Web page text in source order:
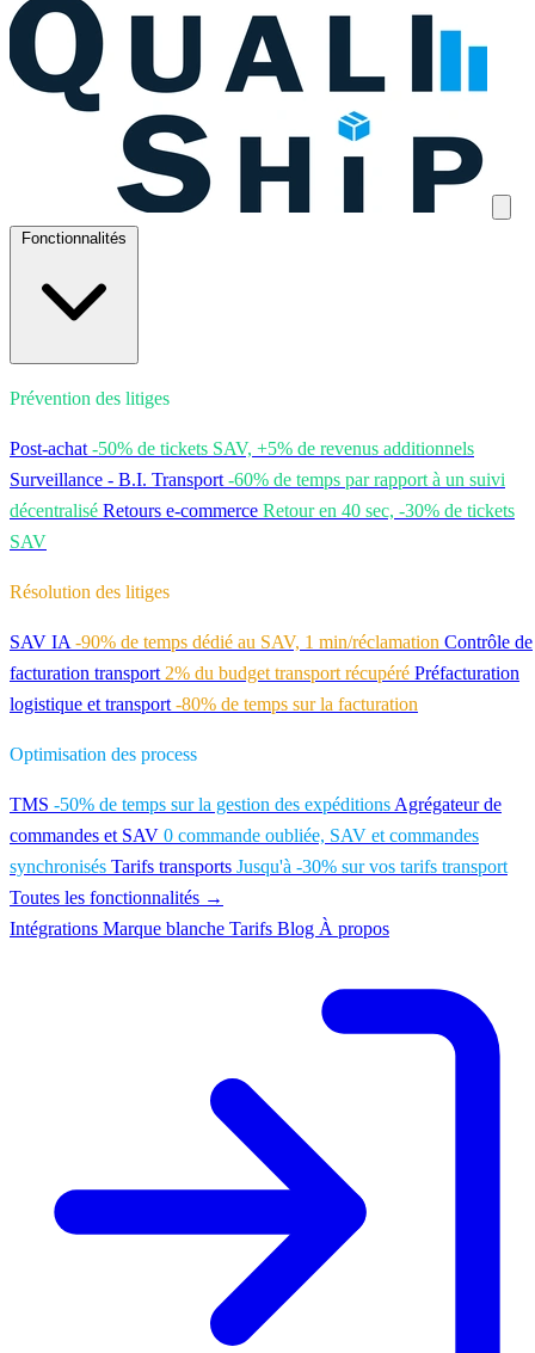
Prévention des litiges
Post-achat -50% de tickets SAV, +5% de revenus additionnels
Surveillance - B.I. Transport -60% de temps par rapport à un suivi
décentralisé Retours e-commerce Retour en 40 sec, -30% de tickets
SAV
Résolution des litiges
SAV IA -90% de temps dédié au SAV, 1 min/réclamation Contrôle de
facturation transport 2% du budget transport récupéré Préfacturation
logistique et transport -80% de temps sur la facturation
Optimisation des process
TMS -50% de temps sur la gestion des expéditions Agrégateur de
commandes et SAV 0 commande oubliée, SAV et commandes
synchronisés Tarifs transports Jusqu'à -30% sur vos tarifs transport
Toutes les fonctionnalités →
Intégrations Marque blanche Tarifs Blog À propos